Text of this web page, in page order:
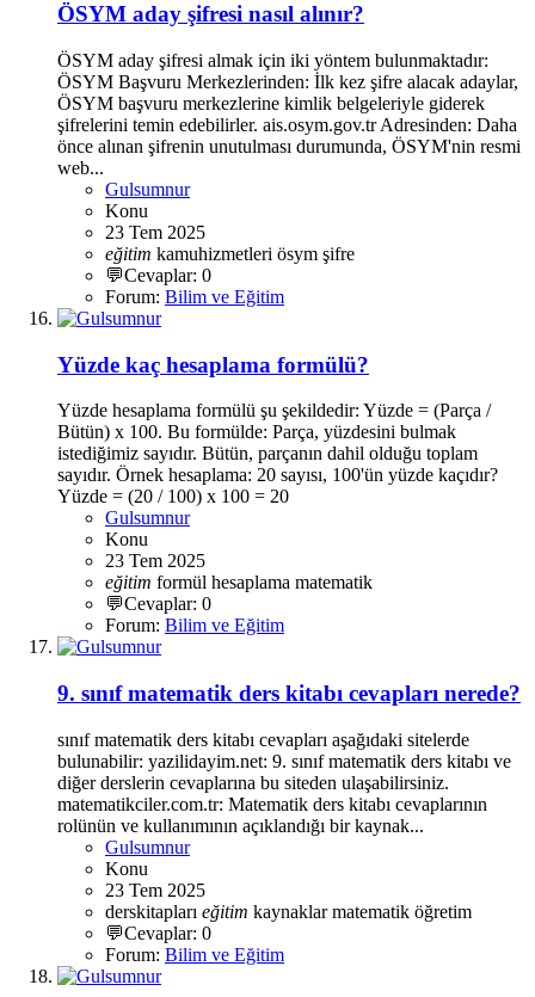
ÖSYM aday şifresi nasıl alınır?
ÖSYM aday şifresi almak için iki yöntem bulunmaktadır:
ÖSYM Başvuru Merkezlerinden: İlk kez şifre alacak adaylar,
ÖSYM başvuru merkezlerine kimlik belgeleriyle giderek
şifrelerini temin edebilirler. ais.osym.gov.tr Adresinden: Daha
önce alınan şifrenin unutulması durumunda, ÖSYM'nin resmi
web...
Gulsumnur
Konu
23 Tem 2025
eğitim kamuhizmetleri ösym şifre
💬Cevaplar: 0
Forum: Bilim ve Eğitim
Yüzde kaç hesaplama formülü?
Yüzde hesaplama formülü şu şekildedir: Yüzde = (Parça /
Bütün) x 100. Bu formülde: Parça, yüzdesini bulmak
istediğimiz sayıdır. Bütün, parçanın dahil olduğu toplam
sayıdır. Örnek hesaplama: 20 sayısı, 100'ün yüzde kaçıdır?
Yüzde = (20 / 100) x 100 = 20
Gulsumnur
Konu
23 Tem 2025
eğitim formül hesaplama matematik
💬Cevaplar: 0
Forum: Bilim ve Eğitim
9. sınıf matematik ders kitabı cevapları nerede?
sınıf matematik ders kitabı cevapları aşağıdaki sitelerde
bulunabilir: yazilidayim.net: 9. sınıf matematik ders kitabı ve
diğer derslerin cevaplarına bu siteden ulaşabilirsiniz.
matematikciler.com.tr: Matematik ders kitabı cevaplarının
rolünün ve kullanımının açıklandığı bir kaynak...
Gulsumnur
Konu
23 Tem 2025
derskitapları eğitim kaynaklarmatematik öğretim
💬Cevaplar: 0
Forum: Bilim ve Eğitim